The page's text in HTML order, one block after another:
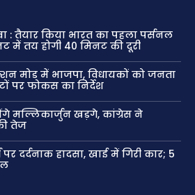
: तैयार किया भारत का पहला पर्सनल
में तय होगी 40 मिनट की दूरी
मोड में भाजपा, विधायकों को जनता
पर फोकस का निर्देश
मल्लिकार्जुन खड़गे, कांग्रेस ने
तेज
दर्दनाक हादसा, खाई में गिरी कार; 5